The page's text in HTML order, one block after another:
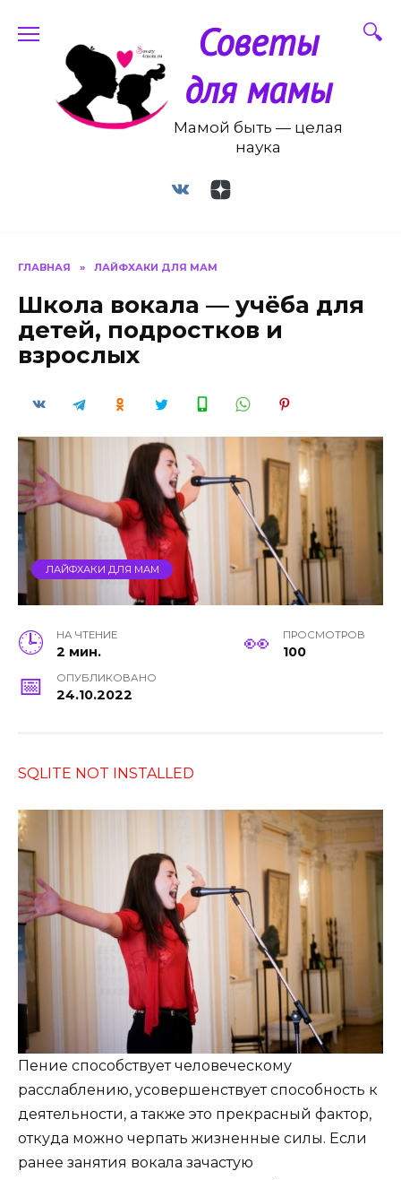
содержанию
Советы
для мамы
Мамой быть — целая
наука
ГЛАВНАЯ » ЛАЙФХАКИ ДЛЯ МАМ
Школа вокала — учёба для
детей, подростков и
взрослых
ЛАЙФХАКИ ДЛЯ МАМ
НА ЧТЕНИЕ
2 мин.
ПРОСМОТРОВ
100
ОПУБЛИКОВАНО
24.10.2022
SQLITE NOT INSTALLED
Пение способствует человеческому
расслаблению, усовершенствует способность к
деятельности, а также это прекрасный фактор,
откуда можно черпать жизненные силы. Если
ранее занятия вокала зачастую